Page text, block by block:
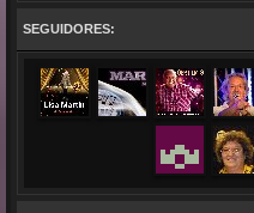
ways, making sure the audience
a part of the
Rudy Giovannini concert.
SEGUIDORES: